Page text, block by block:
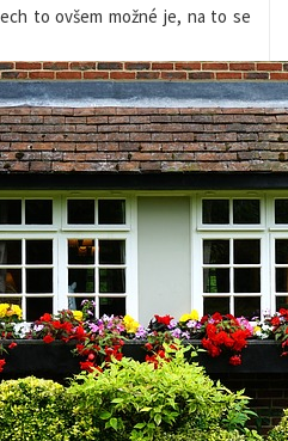
to ovšem možné je, na to se